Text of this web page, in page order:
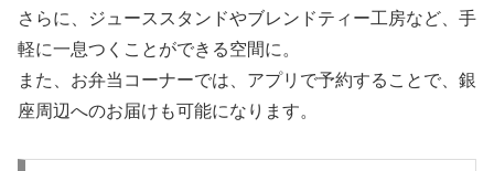
さらに、ジューススタンドやブレンドティー工房など、手
軽に一息つくことができる空間に。
また、お弁当コーナーでは、アプリで予約することで、銀
座周辺へのお届けも可能になります。